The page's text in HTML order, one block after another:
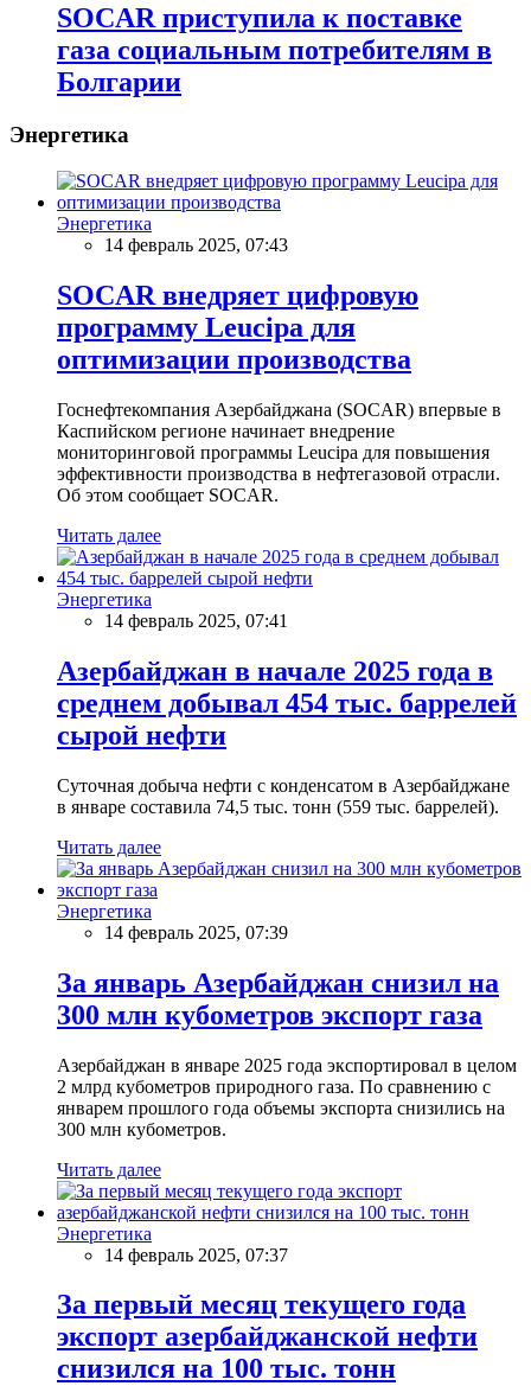
SOCAR приступила к поставке
газа социальным потребителям в
Болгарии
Энергетика
Энергетика
14 февраль 2025, 07:43
SOCAR внедряет цифровую
программу Leucipa для
оптимизации производства
Госнефтекомпания Азербайджана (SOCAR) впервые в
Каспийском регионе начинает внедрение
мониторинговой программы Leucipa для повышения
эффективности производства в нефтегазовой отрасли.
Об этом сообщает SOCAR.
Читать далее
Энергетика
14 февраль 2025, 07:41
Азербайджан в начале 2025 года в
среднем добывал 454 тыс. баррелей
сырой нефти
Суточная добыча нефти с конденсатом в Азербайджане
в январе составила 74,5 тыс. тонн (559 тыс. баррелей).
Читать далее
Энергетика
14 февраль 2025, 07:39
За январь Азербайджан снизил на
300 млн кубометров экспорт газа
Азербайджан в январе 2025 года экспортировал в целом
2 млрд кубометров природного газа. По сравнению с
январем прошлого года объемы экспорта снизились на
300 млн кубометров.
Читать далее
Энергетика
14 февраль 2025, 07:37
За первый месяц текущего года
экспорт азербайджанской нефти
снизился на 100 тыс. тонн